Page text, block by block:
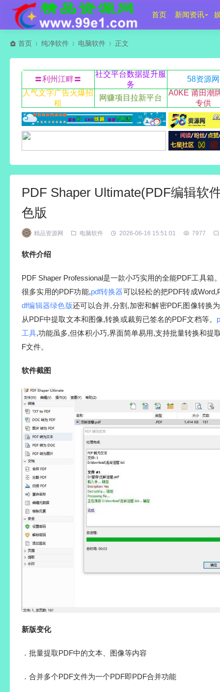
首页 新闻资讯
首页 纯净软件 电脑软件 正文
〓利州江畔〓
社交平台数据提升服
务
58资源网
人气文字广告火爆招
租
网赚项目拉新平台
A0KE 莆田潮
专供
PDF Shaper Ultimate(PDF编辑软
色版
精品资源网 电脑软件 2026-06-16 15:51:01 7977
软件介绍
PDF Shaper Professional是一款小巧实用的全能PDF工具箱
很多实用的PDF功能,pdf转换器可以轻松的把PDF转成
df编辑器绿色版还可以合并,分割,加密和解密PDF,图像转换
从PDF中提取文本和图像,转换或裁剪已签名的PDF文档等。
工具,功能虽多,但体积小巧,界面简单易用,支持批量转换和提
F文件。
软件截图
新版变化
．批量提取PDF中的文本、图像等内容
．合并多个PDF文件为一个PDF即PDF合并功能